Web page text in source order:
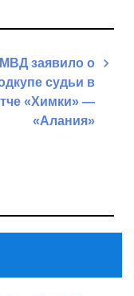
МВД заявило о
судьи в
«Химки» —
«Алания»